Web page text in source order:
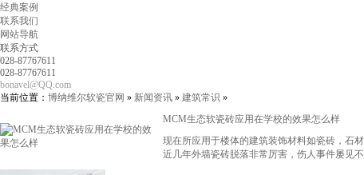
经典案例
联系我们
网站导航
联系方式
028-87767611
028-87767611
bonavel@QQ.com
当前位置： 博纳维尔软瓷官网 » 新闻资讯 » 建筑常识 »
MCM生态软瓷砖应用在学校的效果怎么样
现在所应用于楼体的建筑装饰材料如瓷砖，石
近几年外墙瓷砖脱落非常厉害，伤人事件屡见